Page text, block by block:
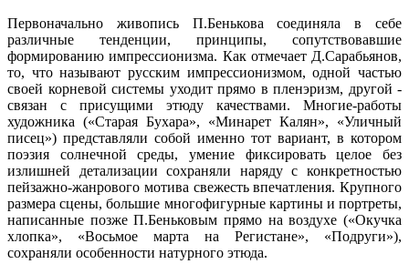
Первоначально живопись П.Бенькова соединяла в себе
различные тенденции, принципы, сопутствовавшие
формированию импрессионизма. Как отмечает Д.Сарабьянов,
то, что называют русским импрессионизмом, одной частью
своей корневой системы уходит прямо в пленэризм, другой -
связан с присущими этюду качествами. Многие-работы
художника («Старая Бухара», «Минарет Калян», «Уличный
писец») представляли собой именно тот вариант, в котором
поэзия солнечной среды, умение фиксировать целое без
излишней детализации сохраняли наряду с конкретностью
пейзажно-жанрового мотива свежесть впечатления. Крупного
размера сцены, большие многофигурные картины и портреты,
написанные позже П.Беньковым прямо на воздухе («Окучка
хлопка», «Восьмое марта на Регистане», «Подруги»),
сохраняли особенности натурного этюда.